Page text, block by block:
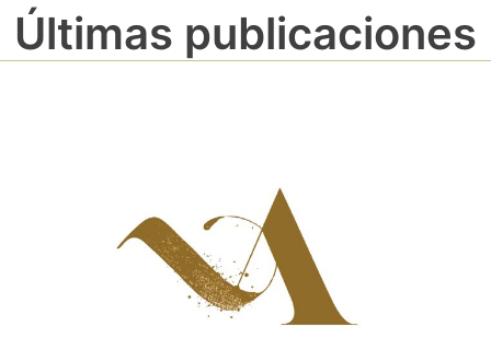
Últimas publicaciones